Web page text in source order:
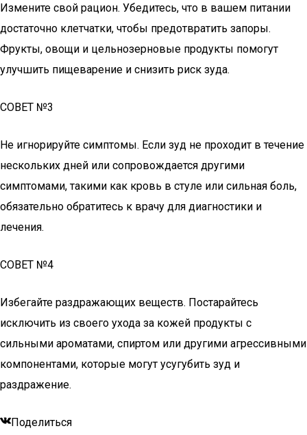
Измените свой рацион. Убедитесь, что в вашем питании
достаточно клетчатки, чтобы предотвратить запоры.
Фрукты, овощи и цельнозерновые продукты помогут
улучшить пищеварение и снизить риск зуда.
СОВЕТ №3
Не игнорируйте симптомы. Если зуд не проходит в течение
нескольких дней или сопровождается другими
симптомами, такими как кровь в стуле или сильная боль,
обязательно обратитесь к врачу для диагностики и
лечения.
СОВЕТ №4
Избегайте раздражающих веществ. Постарайтесь
исключить из своего ухода за кожей продукты с
сильными ароматами, спиртом или другими агрессивными
компонентами, которые могут усугубить зуд и
раздражение.
Поделиться